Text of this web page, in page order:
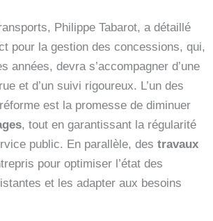
Philippe Tabarot, a détaillé
pour la gestion des concessions, qui,
années, devra s’accompagner d’une
et d’un suivi rigoureux. L’un des
est la promesse de diminuer
, tout en garantissant la régularité
public. En parallèle, des travaux
pour optimiser l’état des
et les adapter aux besoins